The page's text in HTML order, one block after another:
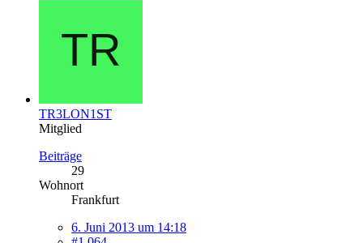
TR3LON1ST
Mitglied
Beiträge
29
Wohnort
Frankfurt
6. Juni 2013 um 14:18